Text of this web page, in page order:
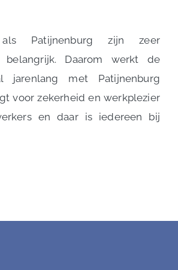
als Patijnenburg zijn zeer
belangrijk. Daarom werkt de
jarenlang met Patijnenburg
voor zekerheid en werkplezier
en daar is iedereen bij